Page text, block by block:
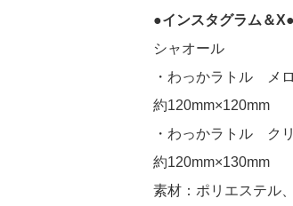
●インスタグラム＆X●
シャオール
・わっかラトル メ
約120mm×120mm
・わっかラトル ク
約120mm×130mm
素材：ポリエステル